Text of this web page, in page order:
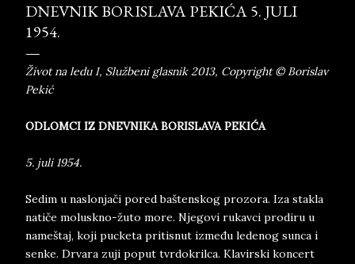
DNEVNIK BORISLAVA PEKIĆA 5. JULI
1954.
Život na ledu I, Službeni glasnik 2013, Copyright © Borislav
Pekić
ODLOMCI IZ DNEVNIKA BORISLAVA PEKIĆA
5. juli 1954.
Sedim u naslonjači pored baštenskog prozora. Iza stakla
natiče moluskno-žuto more. Njegovi rukavci prodiru u
nameštaj, koji pucketa pritisnut između ledenog sunca i
senke. Drvara zuji poput tvrdokrilca. Klavirski koncert